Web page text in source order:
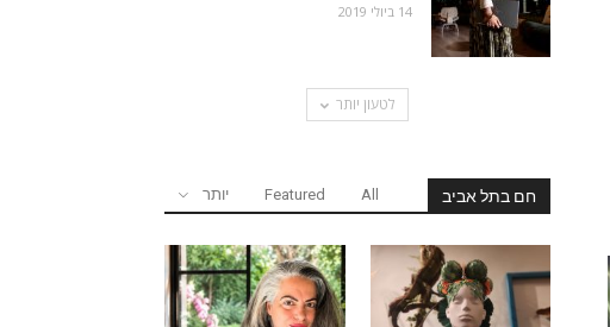
14 ביולי 2019
לטעון יותר
חם בתל אביב All
Featured יותר